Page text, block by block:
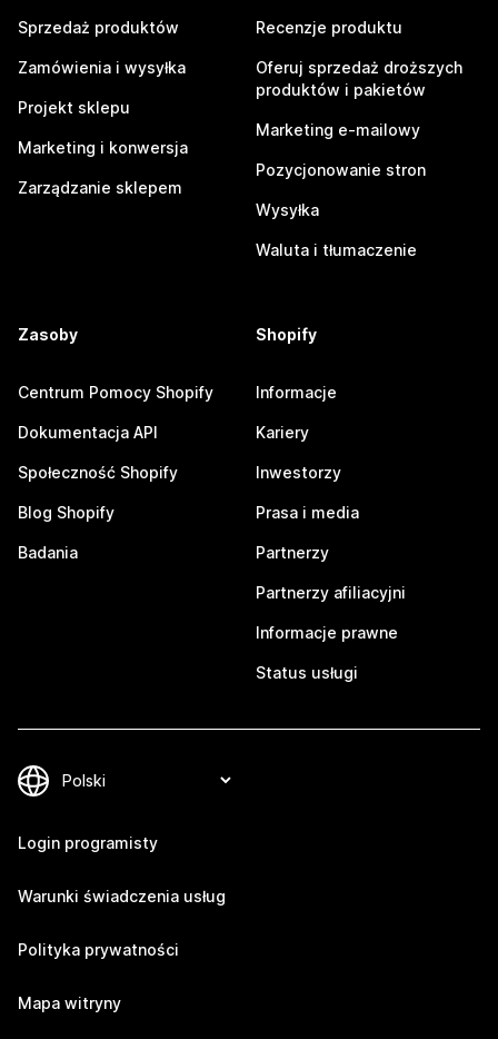
Sprzedaż produktów
Zamówienia i wysyłka
Projekt sklepu
Marketing i konwersja
Zarządzanie sklepem
Recenzje produktu
Oferuj sprzedaż droższych
produktów i pakietów
Marketing e-mailowy
Pozycjonowanie stron
Wysyłka
Waluta i tłumaczenie
Zasoby
Centrum Pomocy Shopify
Dokumentacja API
Społeczność Shopify
Blog Shopify
Badania
Shopify
Informacje
Kariery
Inwestorzy
Prasa i media
Partnerzy
Partnerzy afiliacyjni
Informacje prawne
Status usługi
Login programisty
Warunki świadczenia usług
Polityka prywatności
Mapa witryny